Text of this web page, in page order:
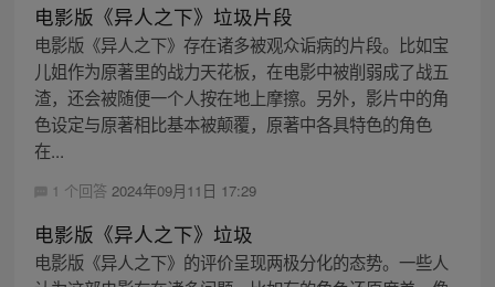
电影版《异人之下》垃圾片段
电影版《异人之下》存在诸多被观众诟病的片段。比如宝
儿姐作为原著里的战力天花板，在电影中被削弱成了战五
渣，还会被随便一个人按在地上摩擦。另外，影片中的角
色设定与原著相比基本被颠覆，原著中各具特色的角色
在...
1 个回答 2024年09月11日 17:29
电影版《异人之下》垃圾
电影版《异人之下》的评价呈现两极分化的态势。一些人